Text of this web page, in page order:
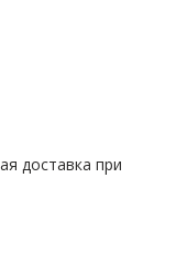
доставка при